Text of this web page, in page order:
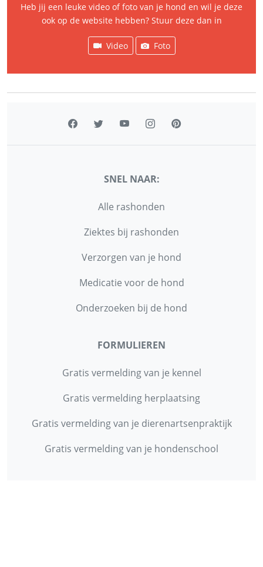
Heb jij een leuke video of foto van je hond en wil je deze
ook op de website hebben? Stuur deze dan in
Video Foto
SNEL NAAR:
Alle rashonden
Ziektes bij rashonden
Verzorgen van je hond
Medicatie voor de hond
Onderzoeken bij de hond
FORMULIEREN
Gratis vermelding van je kennel
Gratis vermelding herplaatsing
Gratis vermelding van je dierenartsenpraktijk
Gratis vermelding van je hondenschool